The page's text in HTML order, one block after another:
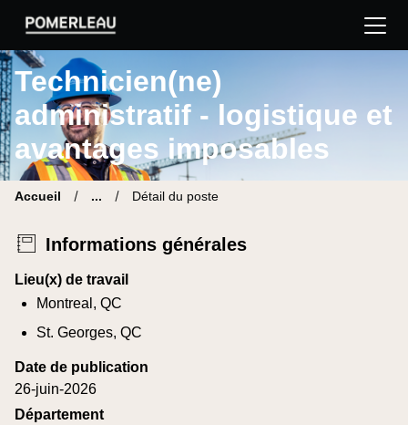
Pomerleau Site carrière | Trouve ton nouveau poste
Technicien(ne)
administratif - logistique et
avantages imposables
Accueil ... Détail du poste
Informations générales
Lieu(x) de travail
Montreal, QC
St. Georges, QC
Date de publication
26-juin-2026
Département